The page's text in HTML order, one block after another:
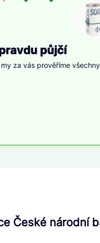
půjčí
za vás prověříme
České národní